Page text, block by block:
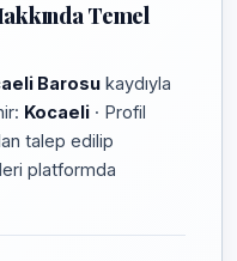
Temel
Barosu kaydıyla
Kocaeli · Profil
talep edilip
platformda